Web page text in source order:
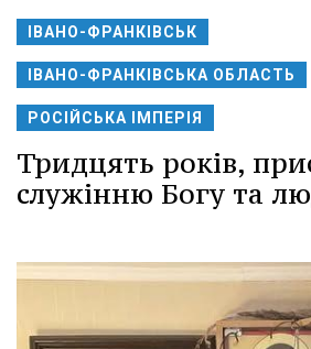
ІВАНО-ФРАНКІВСЬК
ІВАНО-ФРАНКІВСЬКА ОБЛАСТЬ
РОСІЙСЬКА ІМПЕРІЯ
Тридцять років,
служінню Богу та